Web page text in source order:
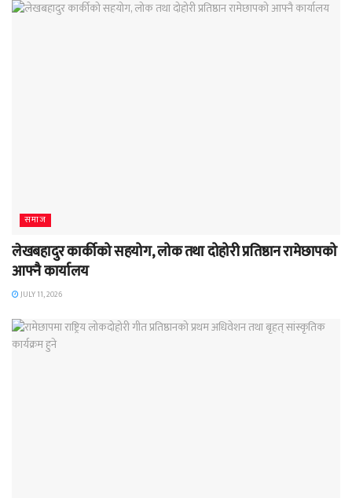
समाज
लेखबहादुर कार्कीको सहयोग, लोक तथा दोहोरी प्रतिष्ठान रामेछापको
आफ्नै कार्यालय
JULY 11, 2026